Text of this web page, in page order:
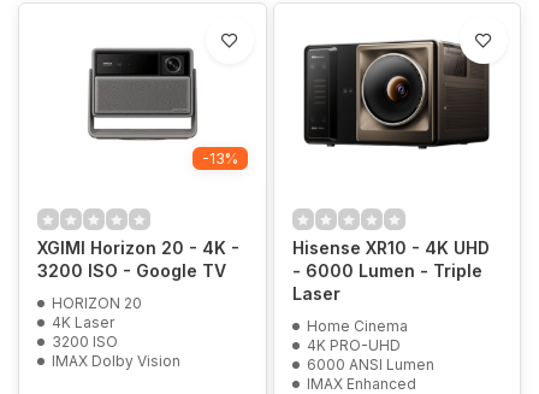
-13%
XGIMI Horizon 20 - 4K -
3200 ISO - Google TV
HORIZON 20
4K Laser
3200 ISO
IMAX Dolby Vision
Hisense XR10 - 4K UHD
- 6000 Lumen - Triple
Laser
Home Cinema
4K PRO-UHD
6000 ANSI Lumen
IMAX Enhanced